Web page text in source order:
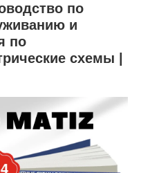
по
и
по
схемы |